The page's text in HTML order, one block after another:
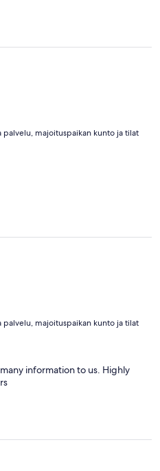
palvelu, majoituspaikan kunto ja tilat
palvelu, majoituspaikan kunto ja tilat
information to us. Highly